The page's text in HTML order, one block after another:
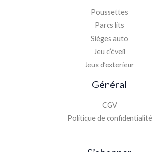
Poussettes
Parcs lits
Sièges auto
Jeu d’éveil
Jeux d’exterieur
Général
CGV
Politique de confidentialité